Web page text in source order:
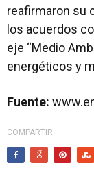
reafirmaron su
los acuerdos
eje “Medio
energéticos y
Fuente:
COMPARTIR